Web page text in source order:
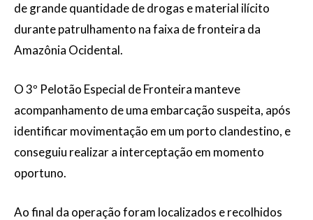
de grande quantidade de drogas e material ilícito
durante patrulhamento na faixa de fronteira da
Amazônia Ocidental.
O 3º Pelotão Especial de Fronteira manteve
acompanhamento de uma embarcação suspeita, após
identificar movimentação em um porto clandestino, e
conseguiu realizar a interceptação em momento
oportuno.
Ao final da operação foram localizados e recolhidos